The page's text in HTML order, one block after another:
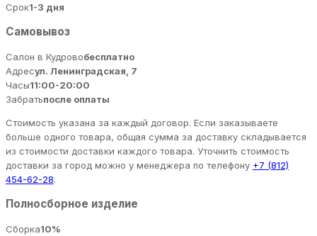
Срок1-3 дня
Самовывоз
Салон в Кудровобесплатно
Адресул. Ленинградская, 7
Часы11:00-20:00
Забратьпосле оплаты
Стоимость указана за каждый договор. Если заказываете
больше одного товара, общая сумма за доставку складывается
из стоимости доставки каждого товара. Уточнить стоимость
доставки за город можно у менеджера по телефону +7 (812)
454-62-28.
Полносборное изделие
Сборка10%